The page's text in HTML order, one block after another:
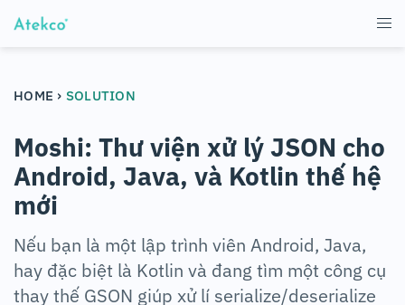
HOME › SOLUTION
Moshi: Thư viện xử lý JSON cho
Android, Java, và Kotlin thế hệ
mới
Nếu bạn là một lập trình viên Android, Java,
hay đặc biệt là Kotlin và đang tìm một công cụ
thay thế GSON giúp xử lí serialize/deserialize